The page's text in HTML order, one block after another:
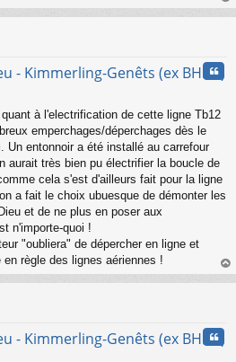
au
- Kimmerling-Genêts (ex BHNS)
à l'electrification de cette ligne Tb12
emperchages/déperchages dès le
Un entonnoir a été installé au carrefour
aurait très bien pu électrifier la boucle de
cela s'est d'ailleurs fait pour la ligne
a fait le choix ubuesque de démonter les
et de ne plus en poser aux
n'importe-quoi !
"oubliera" de dépercher en ligne et
règle des lignes aériennes !
au
- Kimmerling-Genêts (ex BHNS)